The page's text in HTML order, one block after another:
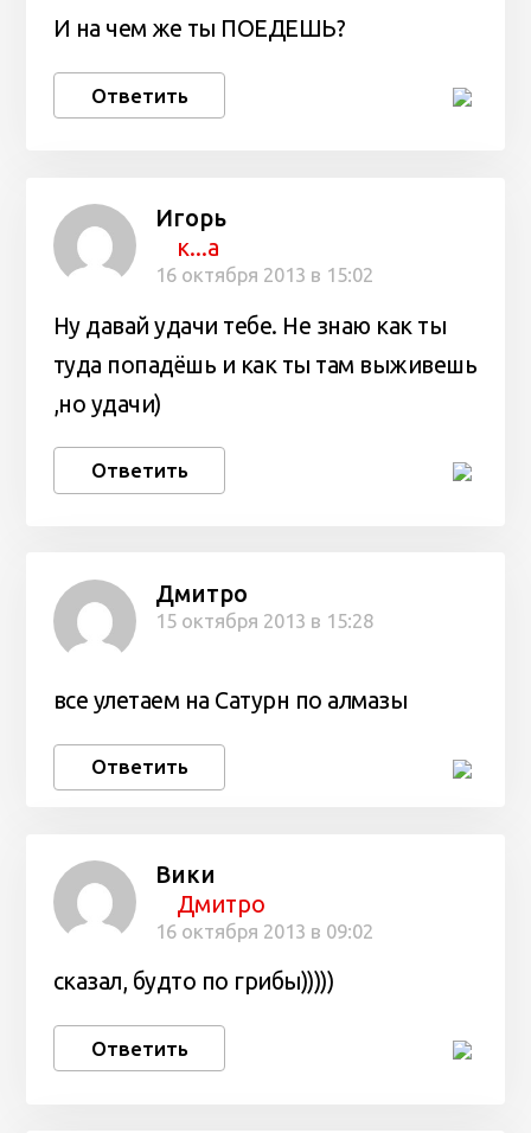
И на чем же ты ПОЕДЕШЬ?
Ответить
Игорь
к...а
16 октября 2013 в 15:02
Ну давай удачи тебе. Не знаю как ты
туда попадёшь и как ты там выживешь
,но удачи)
Ответить
Дмитро
15 октября 2013 в 15:28
все улетаем на Сатурн по алмазы
Ответить
Вики
Дмитро
16 октября 2013 в 09:02
сказал, будто по грибы)))))
Ответить